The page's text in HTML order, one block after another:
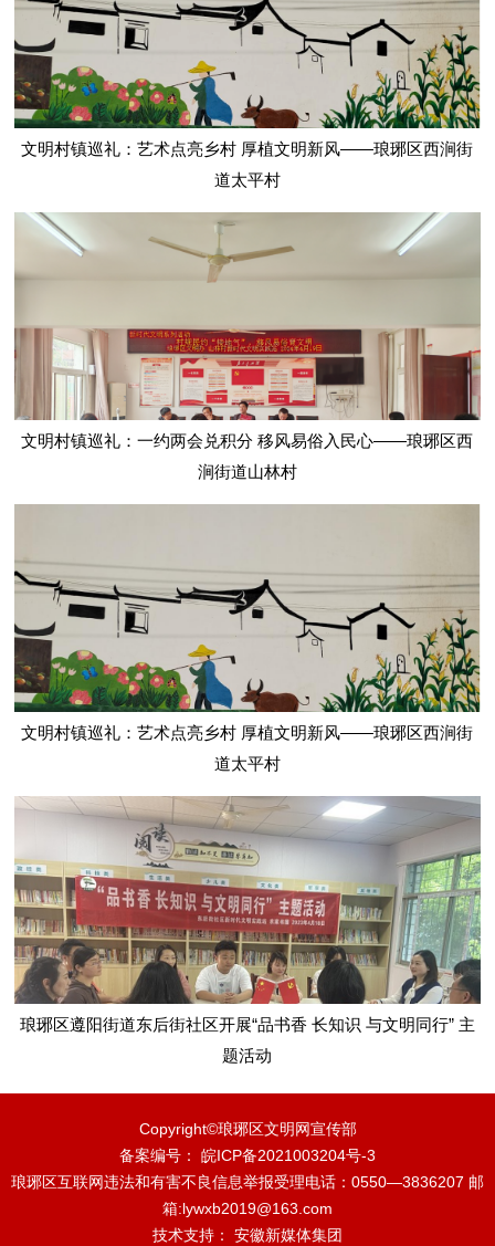
文明村镇巡礼：艺术点亮乡村 厚植文明新风——琅琊区西涧街
道太平村
文明村镇巡礼：一约两会兑积分 移风易俗入民心——琅琊区西
涧街道山林村
文明村镇巡礼：艺术点亮乡村 厚植文明新风——琅琊区西涧街
道太平村
琅琊区遵阳街道东后街社区开展“品书香 长知识 与文明同行” 主
题活动
Copyright©琅琊区文明网宣传部
备案编号： 皖ICP备2021003204号-3
琅琊区互联网违法和有害不良信息举报受理电话：0550—3836207 邮
箱:lywxb2019@163.com
技术支持： 安徽新媒体集团